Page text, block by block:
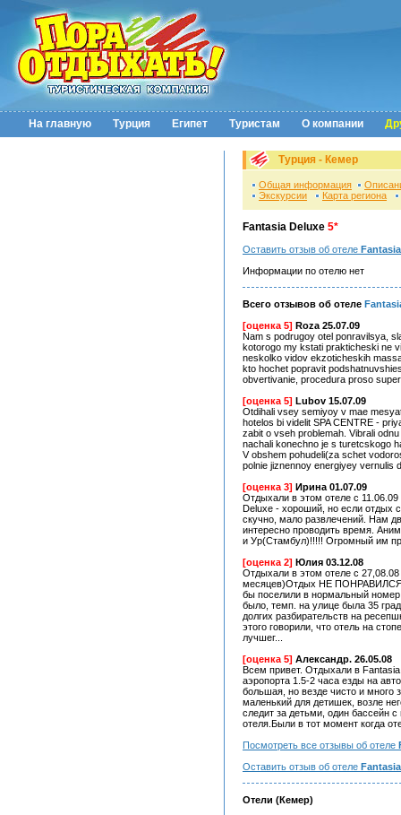
На главную Турция Египет Туристам О компании
Турция - Кемер
Общая информация
Экскурсии
Карта региона
Fantasia Deluxe 5*
Оставить отзыв об отеле
Информации по отелю нет
Всего отзывов об отеле
[оценка 5] Roza 25.07.09
Nam s podrugoy otel ponravilsya,
kotorogo my kstati prakticheski ne
neskolko vidov ekzoticheskih
kto hochet popravit
obvertivanie, procedura proso
[оценка 5] Lubov 15.07.09
Otdihali vsey semiyoy v mae
hotelos bi videlit SPA CENTRE -
zabit o vseh problemah. Vibrali
nachali konechno je s turetcskogo
V obshem pohudeli(za schet
polnie jiznennoy energiyey vernulis
[оценка 3] Ирина 01.07.09
Отдыхали в этом отеле с
Deluxe - хороший, но если отдых
скучно, мало развлечений. Нам
интересно проводить время.
и Ур(Стамбул)!!!!! Огромный им
[оценка 2] Юлия 03.12.08
Отдыхали в этом отеле с
месяцев)Отдых НЕ ПОНРАВИЛСЯ.
бы поселили в нормальный
было, темп. на улице была 35
долгих разбирательств на
этого говорили, что отель на
лучшег...
[оценка 5] Александр. 26.05.08
Всем привет. Отдыхали в
аэропорта 1.5-2 часа езды на
большая, но везде чисто и много
маленький для детишек, возле
следит за детьми, один бассейн
отеля.Были в тот момент когда
Посмотреть все отзывы об отеле
Оставить отзыв об отеле
Отели (Кемер)